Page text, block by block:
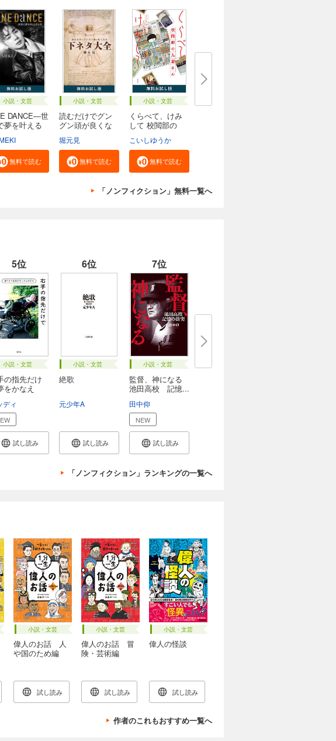
小説・文芸
DANCE―世
夢を叶える
無料で読む
小説・文芸
読むだけでグン
グン頭が良くな
堀元見
無料で読む
小説・文芸
くらべて、けみ
して 校閲部の
こいしゆうか
無料で読む
「ノンフィクション」無料一覧へ
5位
小説・文芸
の指先だけ
をかなえ
ディ
試し読み
6位
小説・文芸
絶歌
元少年A
試し読み
7位
小説・文芸
監督、神になる
池田高校 記憶...
田中仰
NEW
試し読み
「ノンフィクション」ランキングの一覧へ
小説・文芸
偉人のお話 人
や国のため編
試し読み
小説・文芸
偉人のお話 冒
険・芸術編
試し読み
小説・文芸
偉人の怪談
試し読み
作者のこれもおすすめ一覧へ